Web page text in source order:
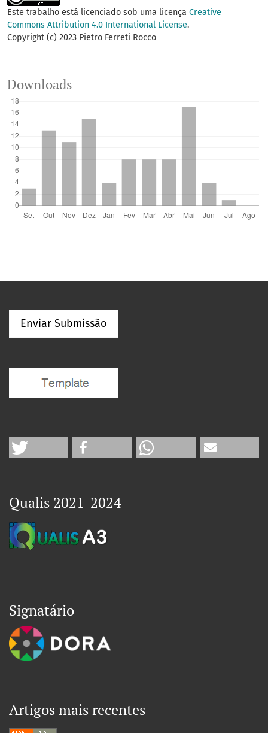
Este trabalho está licenciado sob uma licença Creative
Commons Attribution 4.0 International License.
Copyright (c) 2023 Pietro Ferreti Rocco
Downloads
Enviar Submissão
Qualis 2021-2024
Signatário
Artigos mais recentes